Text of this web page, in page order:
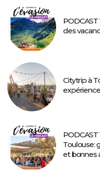
des
Citytrip à
Toulouse:
et bonnes